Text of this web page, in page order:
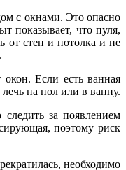
с окнами. Это опасно
показывает, что пуля,
от стен и потолка и не
Если есть ванная
на пол или в ванну.
за появлением
поэтому риск
необходимо